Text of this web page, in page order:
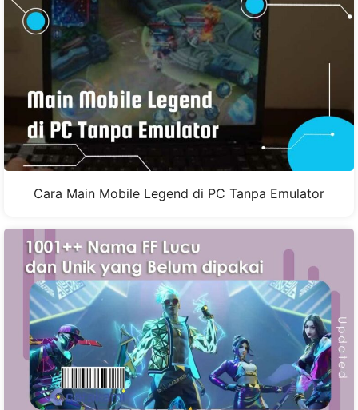
Cara Main Mobile Legend di PC Tanpa Emulator